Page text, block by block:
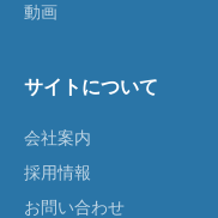
動画
サイトについて
会社案内
採用情報
お問い合わせ